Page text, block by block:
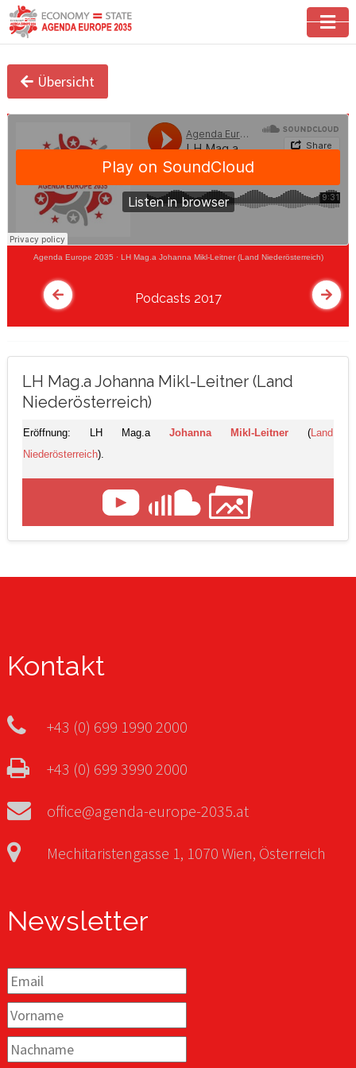
Übersicht
Agenda Europe 2035 · LH Mag.a Johanna Mikl-Leitner (Land Niederösterreich)
Podcasts 2017
LH Mag.a Johanna Mikl-Leitner (Land
Niederösterreich)
Eröffnung: LH Mag.a Johanna Mikl-Leitner (Land
Niederösterreich).
Kontakt
+43 (0) 699 1990 2000
+43 (0) 699 3990 2000
office@agenda-europe-2035.at
Mechitaristengasse 1, 1070 Wien, Österreich
Newsletter